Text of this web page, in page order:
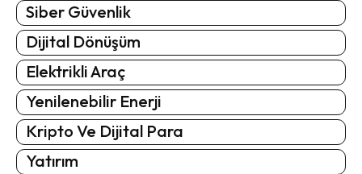
Siber Güvenlik
Dijital Dönüşüm
Elektrikli Araç
Yenilenebilir Enerji
Kripto Ve Dijital Para
Yatırım